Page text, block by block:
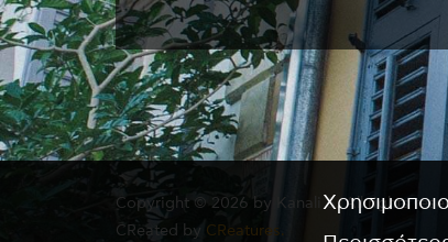
Copyright © 2026 by Kanali 6. All rights
CReated by CReatures.